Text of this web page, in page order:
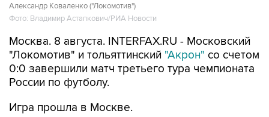
Александр Коваленко ("Локомотив")
Фото: Владимир Астапкович/РИА Новости
Москва. 8 августа. INTERFAX.RU - Московский
"Локомотив" и тольяттинский "Акрон" со счетом
0:0 завершили матч третьего тура чемпионата
России по футболу.
Игра прошла в Москве.